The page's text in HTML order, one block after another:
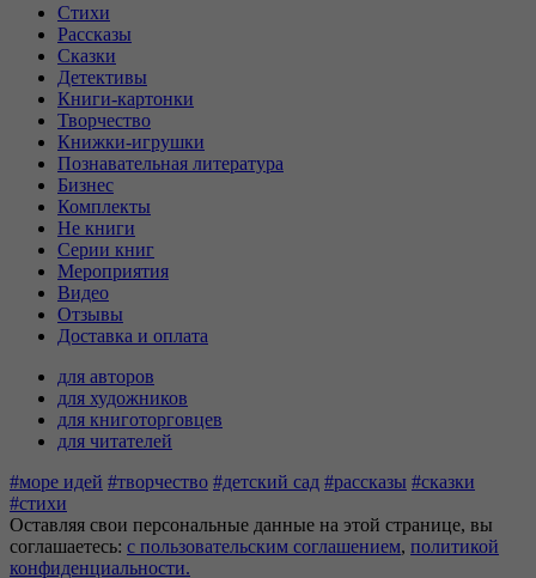
Стихи
Рассказы
Сказки
Детективы
Книги-картонки
Творчество
Книжки-игрушки
Познавательная литература
Бизнес
Комплекты
Не книги
Серии книг
Мероприятия
Видео
Отзывы
Доставка и оплата
для авторов
для художников
для книготорговцев
для читателей
#море идей #творчество #детский сад #рассказы #сказки
#стихи
Оставляя свои персональные данные на этой странице, вы
соглашаетесь: c пользовательским соглашением, политикой
конфиденциальности.